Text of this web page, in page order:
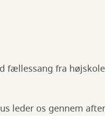
fællessang fra
leder os gennem